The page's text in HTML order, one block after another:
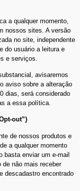
a qualquer momento,
nossos sites. A versão
no site, independente
do usuário a leitura e
e serviços.
avisaremos
aviso sobre a alteração
dias, será considerado
a essa política.
out”)
de nossos produtos e
a qualquer momento
basta enviar um e-mail
não mais receber
descadastro encontrado